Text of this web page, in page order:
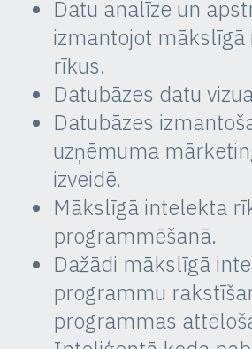
Datu analīze un
izmantojot
rīkus.
Datubāzes datu
Datubāzes
uzņēmuma
izveidē.
Mākslīgā intelekta
programmēšanā.
Dažādi mākslīgā
programmu
programmas